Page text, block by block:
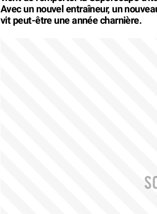
Avec un nouvel entraîneur, un
vit peut-être une année charnière.